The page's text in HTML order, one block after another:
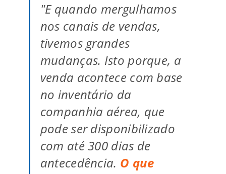
"E quando mergulhamos
nos canais de vendas,
tivemos grandes
mudanças. Isto porque, a
venda acontece com base
no inventário da
companhia aérea, que
pode ser disponibilizado
com até 300 dias de
antecedência. O que